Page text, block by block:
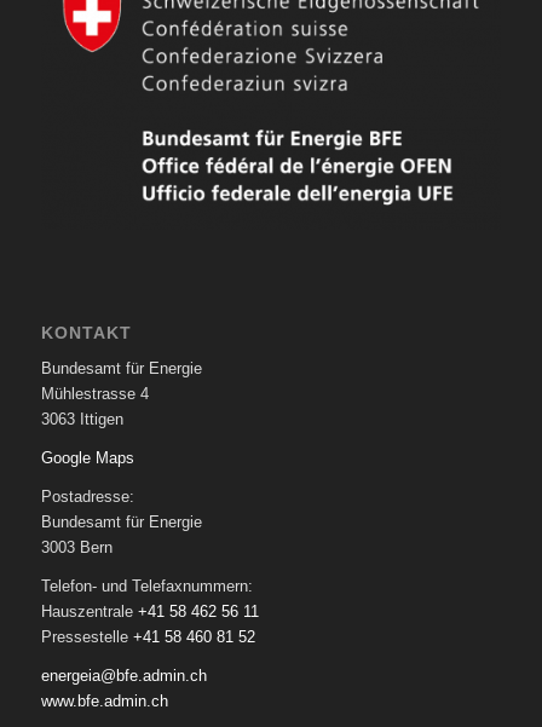
KONTAKT
Bundesamt für Energie
Mühlestrasse 4
3063 Ittigen
Google Maps
Postadresse:
Bundesamt für Energie
3003 Bern
Telefon- und Telefaxnummern:
Hauszentrale +41 58 462 56 11
Pressestelle +41 58 460 81 52
energeia@bfe.admin.ch
www.bfe.admin.ch